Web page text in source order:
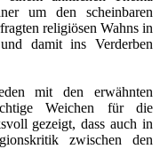
um den scheinbaren
religiösen Wahns in
damit ins Verderben
mit den erwähnten
Weichen für die
gezeigt, dass auch in
zwischen den